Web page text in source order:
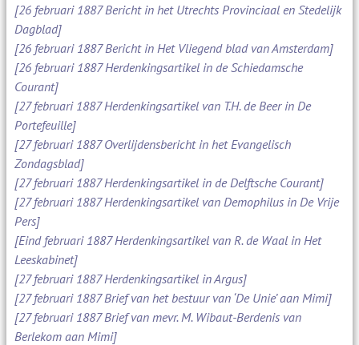
[26 februari 1887 Bericht in het Utrechts Provinciaal en Stedelijk
Dagblad]
[26 februari 1887 Bericht in Het Vliegend blad van Amsterdam]
[26 februari 1887 Herdenkingsartikel in de Schiedamsche
Courant]
[27 februari 1887 Herdenkingsartikel van T.H. de Beer in De
Portefeuille]
[27 februari 1887 Overlijdensbericht in het Evangelisch
Zondagsblad]
[27 februari 1887 Herdenkingsartikel in de Delftsche Courant]
[27 februari 1887 Herdenkingsartikel van Demophilus in De Vrije
Pers]
[Eind februari 1887 Herdenkingsartikel van R. de Waal in Het
Leeskabinet]
[27 februari 1887 Herdenkingsartikel in Argus]
[27 februari 1887 Brief van het bestuur van ‘De Unie’ aan Mimi]
[27 februari 1887 Brief van mevr. M. Wibaut-Berdenis van
Berlekom aan Mimi]